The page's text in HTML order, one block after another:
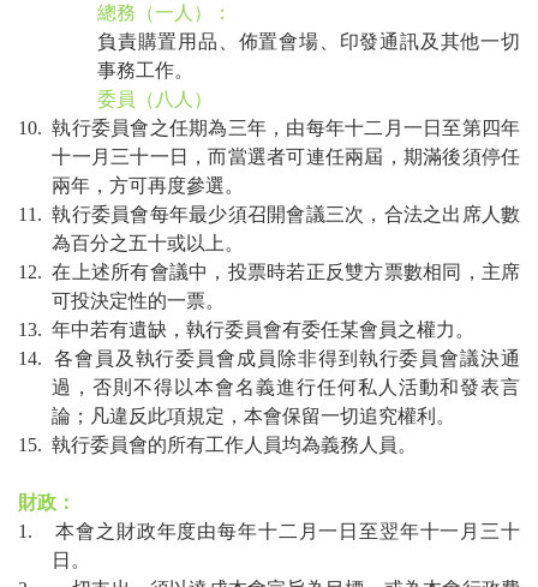
總務（一人）：
負責購置用品、佈置會場、印發通訊及其他一切
事務工作。
委員（八人）
10.執行委員會之任期為三年，由每年十二月一日至第四年
十一月三十一日，而當選者可連任兩屆，期滿後須停任
兩年，方可再度參選。
11.執行委員會每年最少須召開會議三次，合法之出席人數
為百分之五十或以上。
12.在上述所有會議中，投票時若正反雙方票數相同，主席
可投決定性的一票。
13. 年中若有遺缺，執行委員會有委任某會員之權力。
14. 各會員及執行委員會成員除非得到執行委員會議決通
過，否則不得以本會名義進行任何私人活動和發表言
論；凡違反此項規定，本會保留一切追究權利。
15. 執行委員會的所有工作人員均為義務人員。
財政：
1.本會之財政年度由每年十二月一日至翌年十一月三十
日。